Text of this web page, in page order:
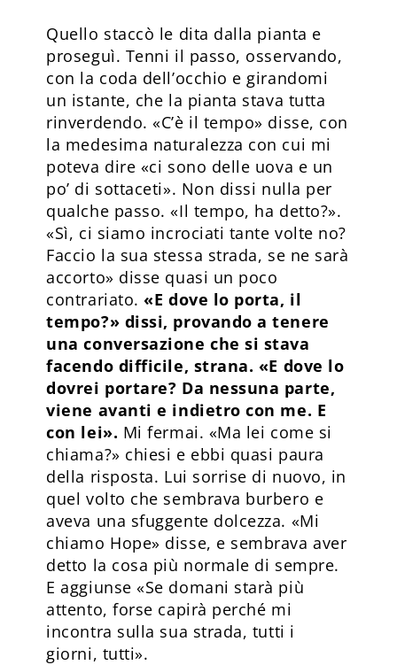
Quello staccò le dita dalla pianta e
proseguì. Tenni il passo, osservando,
con la coda dell’occhio e girandomi
un istante, che la pianta stava tutta
rinverdendo. «C’è il tempo» disse, con
la medesima naturalezza con cui mi
poteva dire «ci sono delle uova e un
po’ di sottaceti». Non dissi nulla per
qualche passo. «Il tempo, ha detto?».
«Sì, ci siamo incrociati tante volte no?
Faccio la sua stessa strada, se ne sarà
accorto» disse quasi un poco
contrariato. «E dove lo porta, il
tempo?» dissi, provando a tenere
una conversazione che si stava
facendo difficile, strana. «E dove lo
dovrei portare? Da nessuna parte,
viene avanti e indietro con me. E
con lei». Mi fermai. «Ma lei come si
chiama?» chiesi e ebbi quasi paura
della risposta. Lui sorrise di nuovo, in
quel volto che sembrava burbero e
aveva una sfuggente dolcezza. «Mi
chiamo Hope» disse, e sembrava aver
detto la cosa più normale di sempre.
E aggiunse «Se domani starà più
attento, forse capirà perché mi
incontra sulla sua strada, tutti i
giorni, tutti».